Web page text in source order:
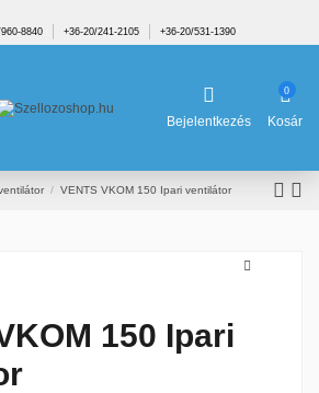
8840 +36-20/241-2105 +36-20/531-1390
Bejelentkezés
0
Kosár
VENTS VKOM 150 Ipari ventilátor
150 Ipari